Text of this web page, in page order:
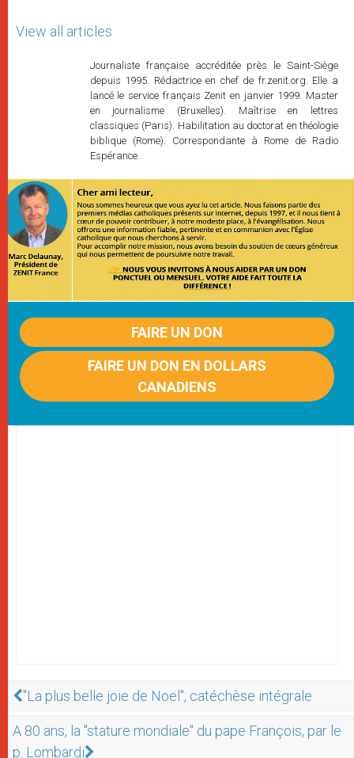
View all articles
Journaliste française accréditée près le Saint-Siège
depuis 1995. Rédactrice en chef de fr.zenit.org. Elle a
lancé le service français Zenit en janvier 1999. Master
en journalisme (Bruxelles). Maîtrise en lettres
classiques (Paris). Habilitation au doctorat en théologie
biblique (Rome). Correspondante à Rome de Radio
Espérance.
FAIRE UN DON
FAIRE UN DON EN DOLLARS
CANADIENS
"La plus belle joie de Noël", catéchèse intégrale
A 80 ans, la "stature mondiale" du pape François, par le
p. Lombardi